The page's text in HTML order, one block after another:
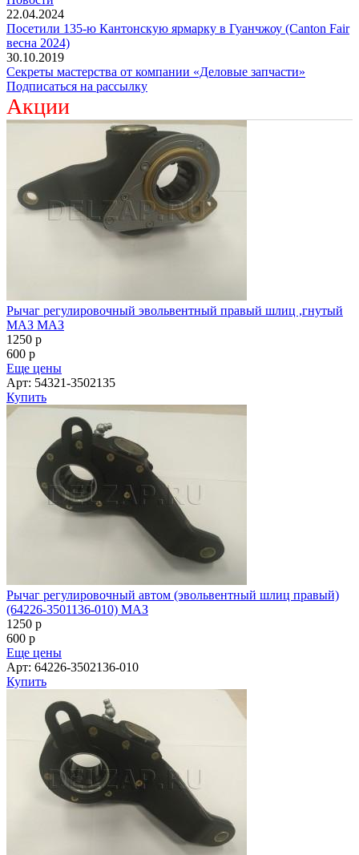
22.04.2024
Посетили 135-ю Кантонскую ярмарку в Гуанчжоу (Canton Fair
весна 2024)
30.10.2019
Секреты мастерства от компании «Деловые запчасти»
Подписаться на рассылку
Акции
Рычаг регулировочный эвольвентный правый шлиц ,гнутый
МАЗ МАЗ
1250 p
600 p
Еще цены
Арт: 54321-3502135
Купить
Рычаг регулировочный автом (эвольвентный шлиц правый)
(64226-3501136-010) МАЗ
1250 p
600 p
Еще цены
Арт: 64226-3502136-010
Купить